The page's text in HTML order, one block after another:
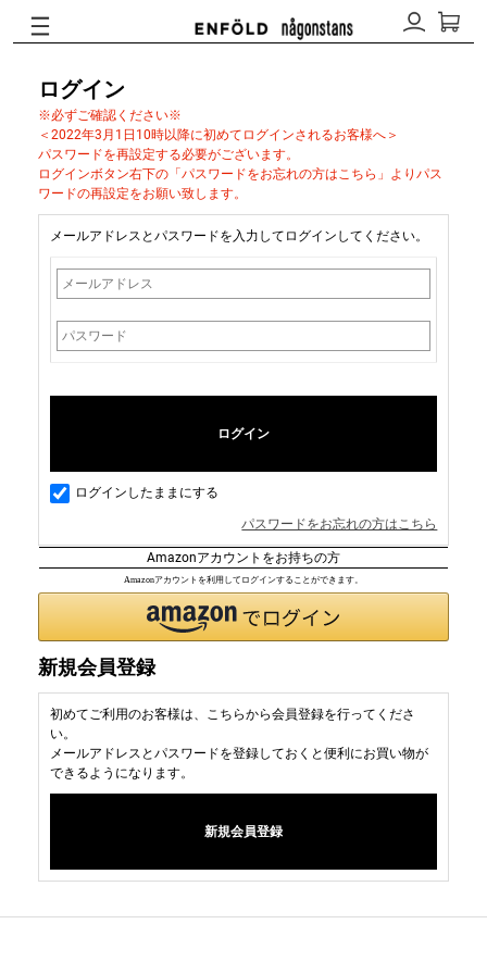
ログイン
※必ずご確認ください※
＜2022年3月1日10時以降に初めてログインされるお客様へ＞
パスワードを再設定する必要がございます。
ログインボタン右下の「パスワードをお忘れの方はこちら」よりパス
ワードの再設定をお願い致します。
メールアドレスとパスワードを入力してログインしてください。
ログインしたままにする
パスワードをお忘れの方はこちら
Amazonアカウントをお持ちの方
Amazonアカウントを利用してログインすることができます。
新規会員登録
初めてご利用のお客様は、こちらから会員登録を行ってくださ
い。
メールアドレスとパスワードを登録しておくと便利にお買い物が
できるようになります。